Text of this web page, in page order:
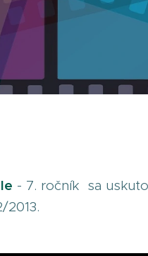
- 7. ročník sa
2013.